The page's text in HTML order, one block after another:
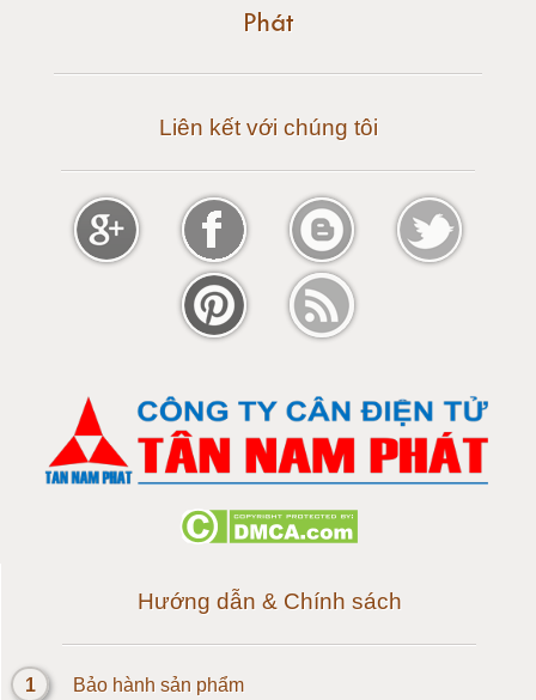
Cân điện tử 50 tấn
Cân điện tử 60 tấn
Cân điện tử 80 tấn
Cân điện tử 100 tấn
Cân điện tử 150 tấn
Loadcell 300g
Cảm biến Loadcell 2kg
Phát
Liên kết với chúng tôi
Hướng dẫn & Chính sách
1 Bảo hành sản phẩm